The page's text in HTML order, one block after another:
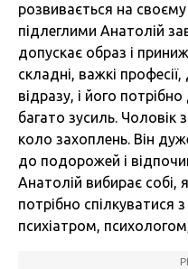
розвивається на
підлеглими Анатолій
допускає образ і
складні, важкі
відразу, і його
багато зусиль. Чоловік
коло захоплень. Він
до подорожей і
Анатолій вибирає собі,
потрібно спілкуватися
психіатром,